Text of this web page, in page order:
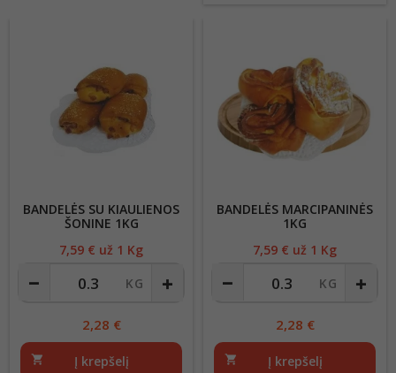
BANDELĖS SU KIAULIENOS
ŠONINE 1KG
Kaina
7,59 € už 1 Kg
2,28 €
shopping_cart Į krepšelį
BANDELĖS MARCIPANINĖS
1KG
Kaina
7,59 € už 1 Kg
2,28 €
shopping_cart Į krepšelį